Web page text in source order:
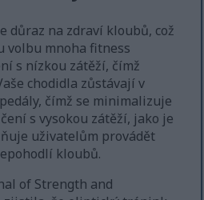
důraz na zdraví kloubů, což
volbu mnoha fitness
s nízkou zátěží, čímž
chodidla zůstávají v
čímž se minimalizuje
s vysokou zátěží, jako je
uživatelům provádět
kloubů.
of Strength and